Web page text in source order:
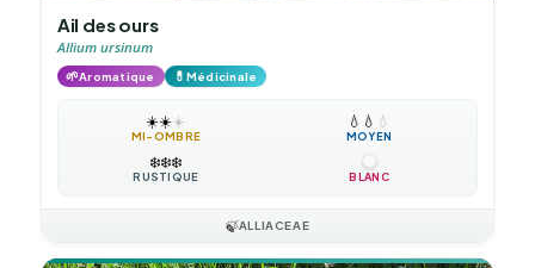
Ail des ours
Allium ursinum
🌱Aromatique 💊 Médicinale
☀️☀️☀️
MI-OMBRE
💧 💧 💧
MOYEN
❄️❄️❄️
RUSTIQUE BLANC
🍃ALLIACEAE